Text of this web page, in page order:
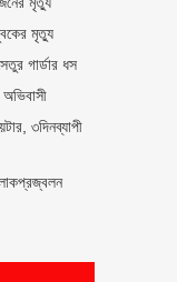
‍মৃত্যু
গার্ডার ধস
৩দিনব্যাপী